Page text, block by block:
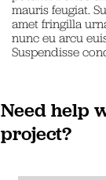
mauris feugiat.
amet fringilla
nunc eu arcu
Suspendisse
Need help
project?